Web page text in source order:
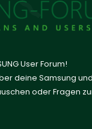
User Forum!
deine Samsung
oder Fragen